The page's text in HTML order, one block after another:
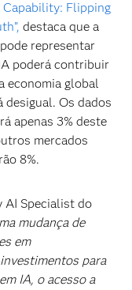
Flipping
destaca que a
representar
poderá contribuir
economia global
Os dados
apenas 3% deste
mercados
8%.
AI Specialist do
mudança de
em
para
IA, o acesso a